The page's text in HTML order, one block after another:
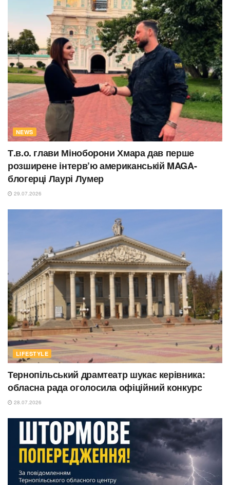
NEWS
Т.в.о. глави Міноборони Хмара дав перше
розширене інтерв’ю американській MAGA-
блогерці Лаурі Лумер
29.07.2026
LIFESTYLE
Тернопільський драмтеатр шукає керівника:
обласна рада оголосила офіційний конкурс
28.07.2026